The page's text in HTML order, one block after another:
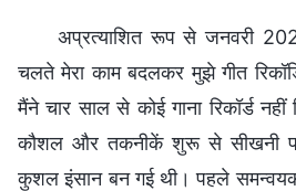
अप्रत्याशित रूप से जनवरी
चलते मेरा काम बदलकर मुझे गीत
मैंने चार साल से कोई गाना रिकॉर्ड
कौशल और तकनीकें शुरू से सीखनी
कुशल इंसान बन गई थी। पहले